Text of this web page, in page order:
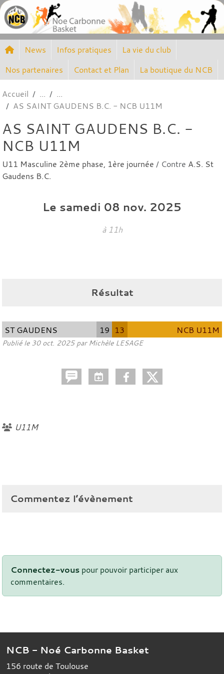
News Infos pratiques
La vie du club
Nos partenaires
Contact et Plan La boutique du NCB
Accueil
AS SAINT GAUDENS B.C. - NCB U11M
AS SAINT GAUDENS B.C. -
NCB U11M
U11 Masculine 2ème phase, 1ère journée / Contre A.S. St
Gaudens B.C.
Le samedi 08 nov. 2025
à 11h
Résultat
ST GAUDENS 19 13 NCB U11M
Publié le 30 oct. 2025par Michèle LESAGE
U11M
Commentez l’évènement
Connectez-vous pour pouvoir participer aux
commentaires.
NCB - Noé Carbonne Basket
156 route de Toulouse
Panneau de gestion des cookies